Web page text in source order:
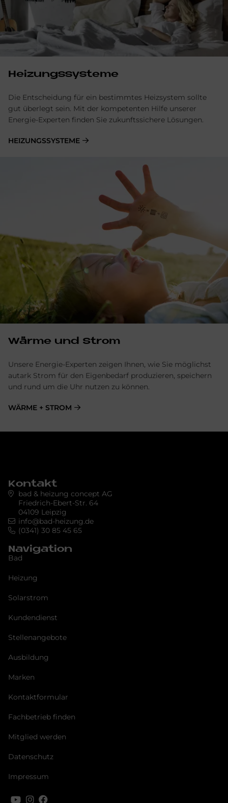
Heizungssysteme
Die Entscheidung für ein bestimmtes Heizsystem sollte
gut überlegt sein. Mit der kompetenten Hilfe unserer
Energie-Experten finden Sie zukunftssichere Lösungen.
HEIZUNGSSYSTEME
Wärme und Strom
Unsere Energie-Experten zeigen Ihnen, wie Sie möglichst
autark Strom für den Eigenbedarf produzieren, speichern
und rund um die Uhr nutzen zu können.
WÄRME + STROM
Kontakt
bad & heizung concept AG
Friedrich-Ebert-Str. 64
04109 Leipzig
info@bad-heizung.de
(0341) 30 85 45 65
Navigation
Bad
Heizung
Solarstrom
Kundendienst
Stellenangebote
Ausbildung
Marken
Kontaktformular
Fachbetrieb finden
Mitglied werden
Datenschutz
Impressum